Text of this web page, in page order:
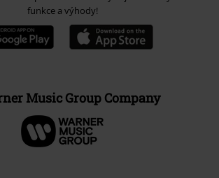
funkce a výhody!
Music Group Company